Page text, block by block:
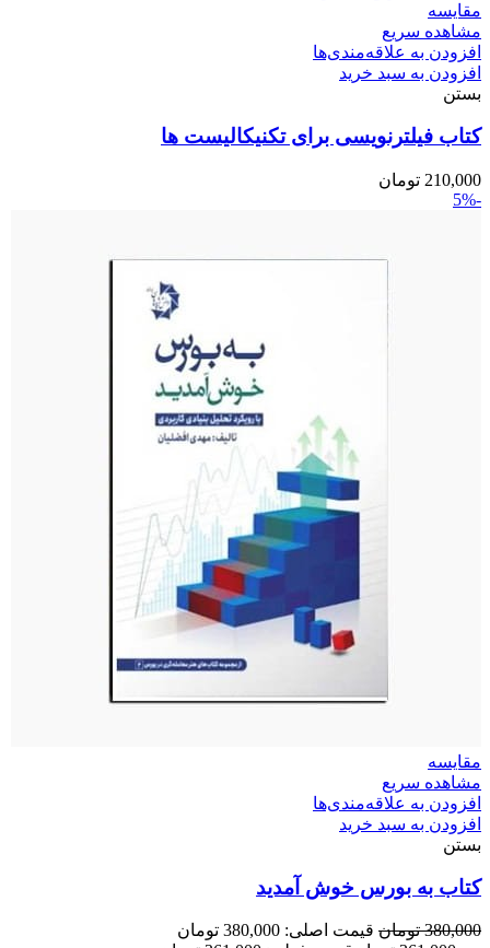
مقایسه
مشاهده سریع
افزودن به علاقه‌مندی‌ها
افزودن به سبد خرید
بستن
کتاب فیلترنویسی برای تکنیکالیست ها
210,000 تومان
-5%
مقایسه
مشاهده سریع
افزودن به علاقه‌مندی‌ها
افزودن به سبد خرید
بستن
کتاب به بورس خوش آمدید
380,000 تومان
قیمت اصلی: 380,000 تومان